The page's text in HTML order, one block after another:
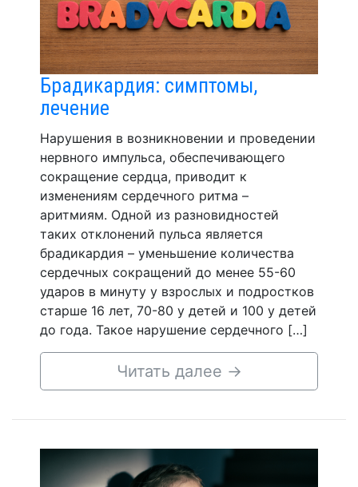
Брадикардия: симптомы,
лечение
Нарушения в возникновении и проведении
нервного импульса, обеспечивающего
сокращение сердца, приводит к
изменениям сердечного ритма –
аритмиям. Одной из разновидностей
таких отклонений пульса является
брадикардия – уменьшение количества
сердечных сокращений до менее 55-60
ударов в минуту у взрослых и подростков
старше 16 лет, 70-80 у детей и 100 у детей
до года. Такое нарушение сердечного […]
Читать далее →